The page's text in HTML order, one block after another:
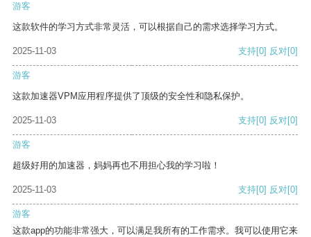
游客
这款软件的学习方式非常灵活，可以根据自己的需求选择学习方式。
2025-11-03 支持[0] 反对[0]
游客
这款加速器VPM应用程序提供了顶级的安全性和隐私保护。
2025-11-03 支持[0] 反对[0]
游客
超级好用的加速器，妈妈再也不用担心我的学习啦！
2025-11-03 支持[0] 反对[0]
游客
这款app的功能非常强大，可以满足我所有的工作需求。我可以使用它来